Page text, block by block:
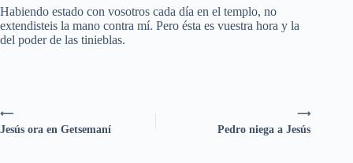
Habiendo estado con vosotros cada día en el templo, no
extendisteis la mano contra mí. Pero ésta es vuestra hora y la
del poder de las tinieblas.
⟶
Pedro niega a Jesús
⟵
Jesús ora en Getsemaní